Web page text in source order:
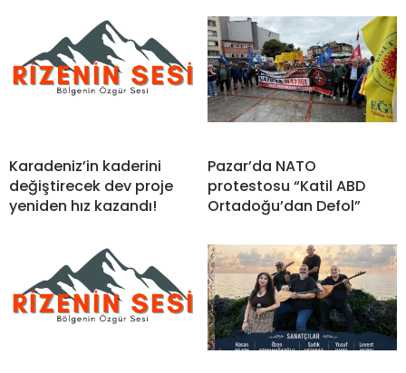
Karadeniz’in kaderini
değiştirecek dev proje
yeniden hız kazandı!
Pazar’da NATO
protestosu “Katil ABD
Ortadoğu’dan Defol”